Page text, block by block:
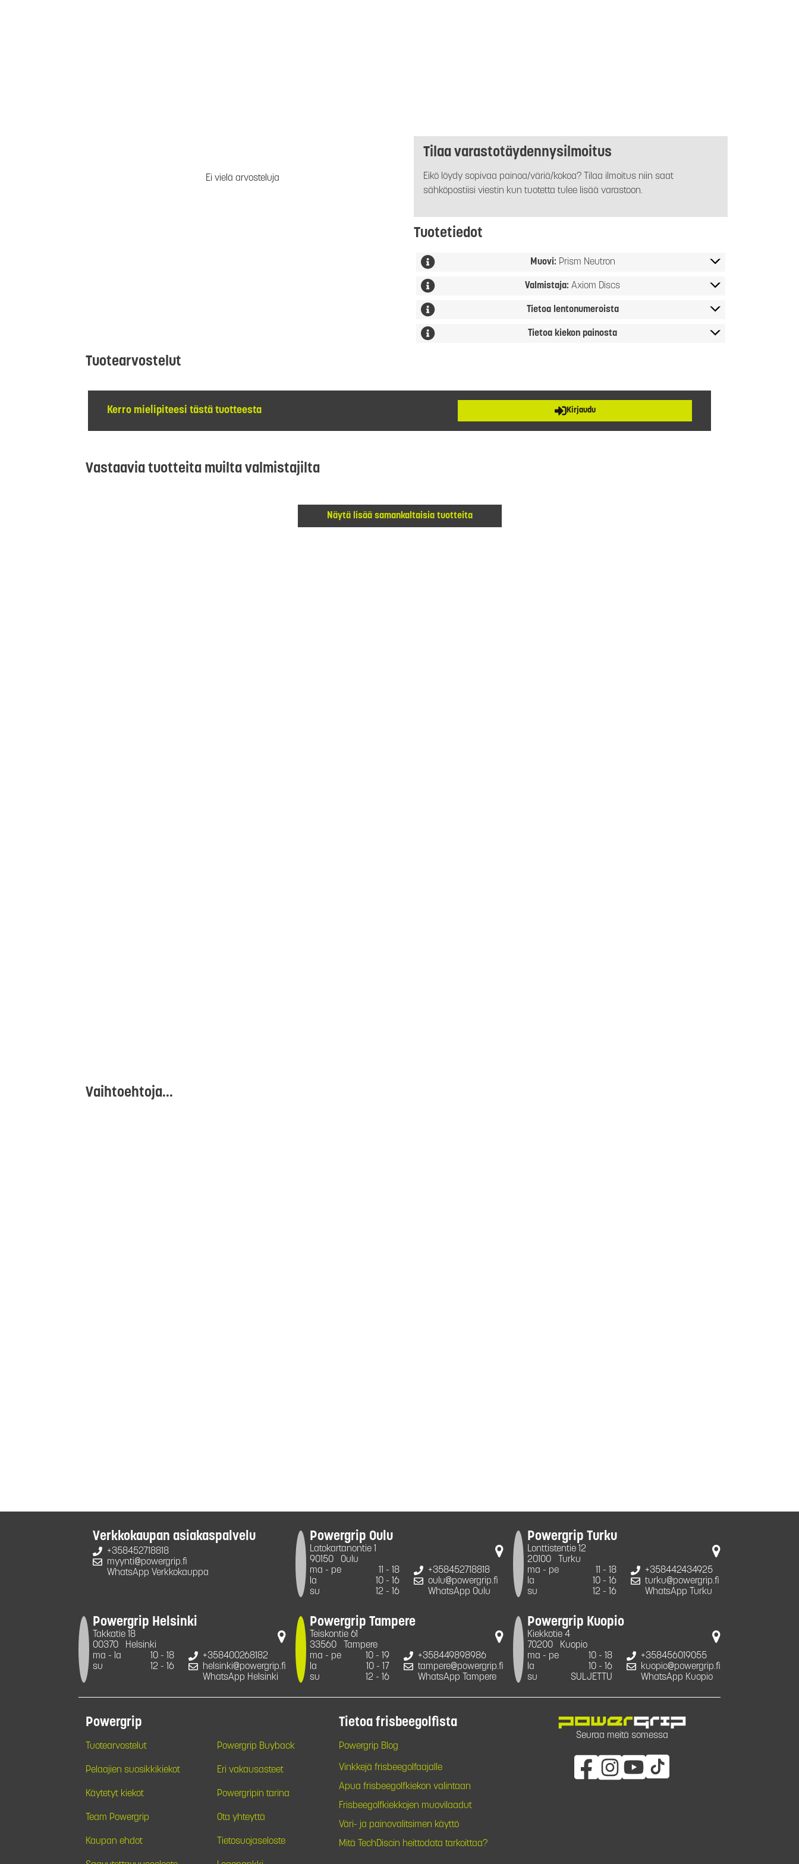
Ei vielä arvosteluja
Tilaa varastotäydennysilmoitus
Eikö löydy sopivaa painoa/väriä/kokoa? Tilaa ilmoitus niin saat
sähköpostiisi viestin kun tuotetta tulee lisää varastoon.
Tuotetiedot
Muovi: Prism Neutron
Valmistaja: Axiom Discs
Tietoa lentonumeroista
Tietoa kiekon painosta
Tuotearvostelut
Kerro mielipiteesi tästä tuotteesta Kirjaudu
Vastaavia tuotteita muilta valmistajilta
Näytä lisää samankaltaisia tuotteita
Vaihtoehtoja...
Verkkokaupan asiakaspalvelu
+358452718818
myynti@powergrip.fi
WhatsApp Verkkokauppa
Powergrip Oulu
Latokartanontie 1
90150
Oulu
ma - pe
11 - 18
la
10 - 16
su
12 - 16
+358452718818
oulu@powergrip.fi
WhatsApp Oulu
Powergrip Turku
Lonttistentie 12
20100
Turku
ma - pe
11 - 18
la
10 - 16
su
12 - 16
+358442434925
turku@powergrip.fi
WhatsApp Turku
Powergrip Helsinki
Takkatie 18
00370
Helsinki
ma - la
10 - 18
su
12 - 16
+358400268182
helsinki@powergrip.fi
WhatsApp Helsinki
Powergrip Tampere
Teiskontie 61
33560
Tampere
ma - pe
10 - 19
la
10 - 17
su
12 - 16
+358449898986
tampere@powergrip.fi
WhatsApp Tampere
Powergrip Kuopio
Kiekkotie 4
70200
Kuopio
ma - pe
10 - 18
la
10 - 16
su
SULJETTU
+358456019055
kuopio@powergrip.fi
WhatsApp Kuopio
Powergrip
Tuotearvostelut Powergrip Buyback
Pelaajien suosikkikiekot Eri vakausasteet
Käytetyt kiekot Powergripin tarina
Team Powergrip Ota yhteyttä
Kaupan ehdot Tietosuojaseloste
Tietoa frisbeegolfista
Powergrip Blog
Vinkkejä frisbeegolfaajalle
Apua frisbeegolfkiekon valintaan
Frisbeegolfkiekkojen muovilaadut
Väri- ja painovalitsimen käyttö
Mitä TechDiscin heittodata tarkoittaa?
Seuraa meitä somessa